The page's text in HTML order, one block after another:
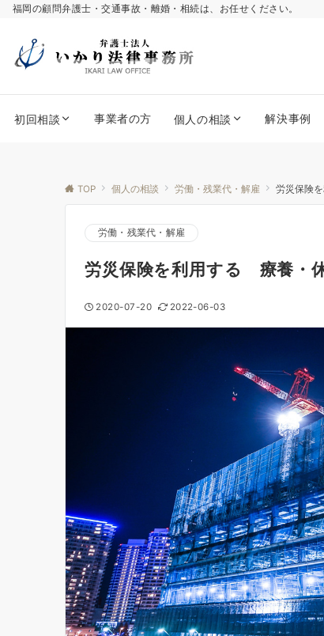
福岡の顧問弁護士・交通事故・離婚・相続は、お任せください。
初回相談 事業者の方 個人の相談 解決事例
TOP 個人の相談 労働・残業代・解雇 労災保険
労働・残業代・解雇
労災保険を利用する 療養・
2020-07-20 2022-06-03